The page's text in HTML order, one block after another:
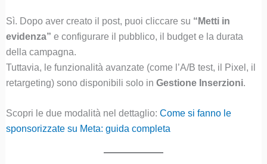
Sì. Dopo aver creato il post, puoi cliccare su “Metti in
evidenza” e configurare il pubblico, il budget e la durata
della campagna.
Tuttavia, le funzionalità avanzate (come l’A/B test, il Pixel, il
retargeting) sono disponibili solo in Gestione Inserzioni.
Scopri le due modalità nel dettaglio: Come si fanno le
sponsorizzate su Meta: guida completa